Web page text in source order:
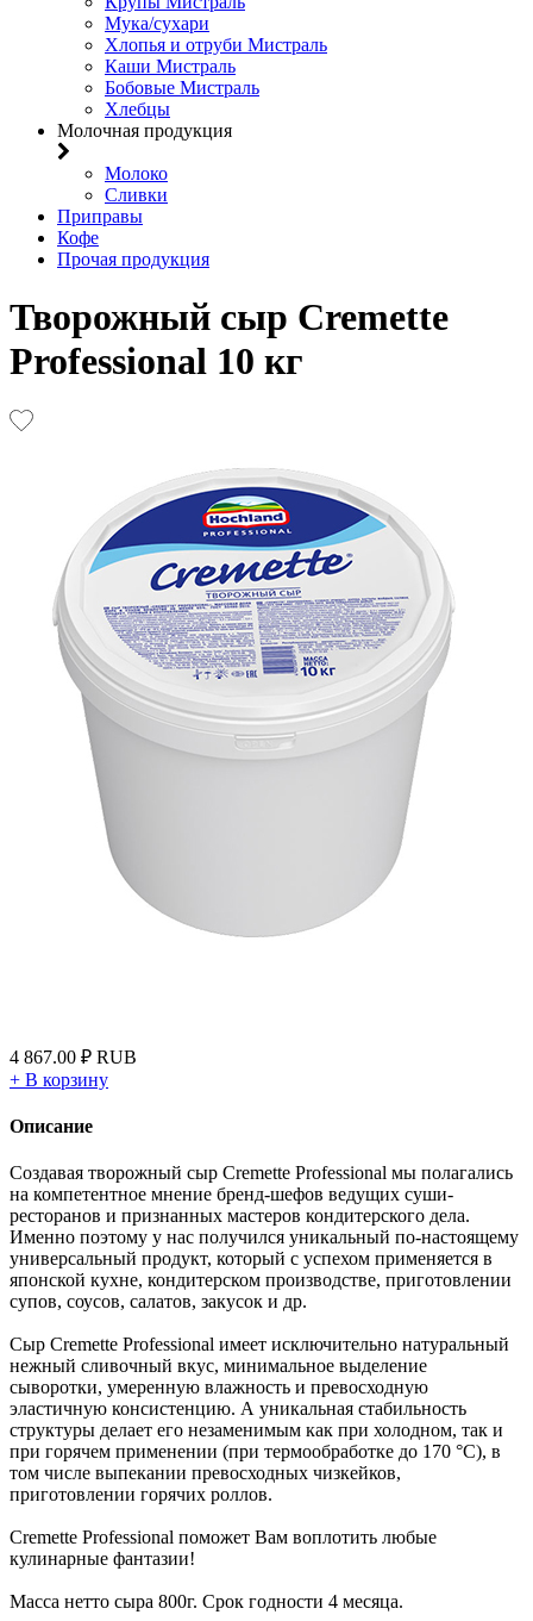
Мука/сухари
Хлопья и отруби Мистраль
Каши Мистраль
Бобовые Мистраль
Хлебцы
Молочная продукция
Молоко
Сливки
Приправы
Кофе
Прочая продукция
Творожный сыр Cremette
Professional 10 кг
4 867.00 ₽ RUB
+ В корзину
Описание
Создавая творожный сыр Cremette Professional мы полагались
на компетентное мнение бренд-шефов ведущих суши-
ресторанов и признанных мастеров кондитерского дела.
Именно поэтому у нас получился уникальный по-настоящему
универсальный продукт, который с успехом применяется в
японской кухне, кондитерском производстве, приготовлении
супов, соусов, салатов, закусок и др.
Сыр Cremette Professional имеет исключительно натуральный
нежный сливочный вкус, минимальное выделение
сыворотки, умеренную влажность и превосходную
эластичную консистенцию. А уникальная стабильность
структуры делает его незаменимым как при холодном, так и
при горячем применении (при термообработке до 170 °С), в
том числе выпекании превосходных чизкейков,
приготовлении горячих роллов.
Cremette Professional поможет Вам воплотить любые
кулинарные фантазии!
Масса нетто сыра 800г. Срок годности 4 месяца.